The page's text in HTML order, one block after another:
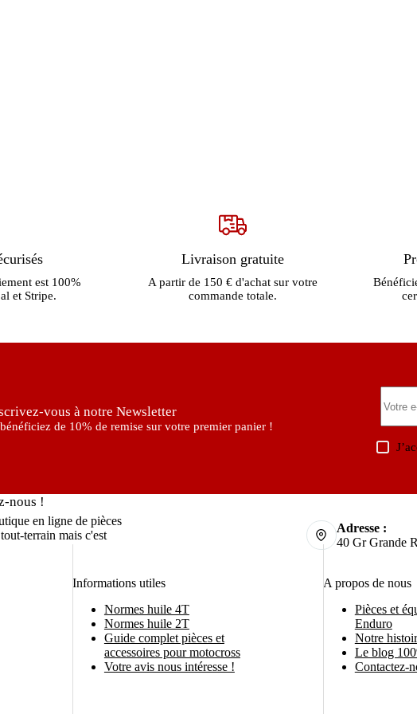
est 100%
et Stripe.
Livraison gratuite
A partir de 150 € d'achat sur votre
commande totale.
vous à notre Newsletter
de 10% de remise sur votre premier panier !
nous !
en ligne de pièces
terrain mais c'est
Adresse :
40 Gr Grande
Informations utiles
Normes huile 4T
Normes huile 2T
Guide complet pièces et
accessoires pour motocross
Votre avis nous intéresse !
A propos de nous
Pièces et
Enduro
Notre
Le blog
Contactez-